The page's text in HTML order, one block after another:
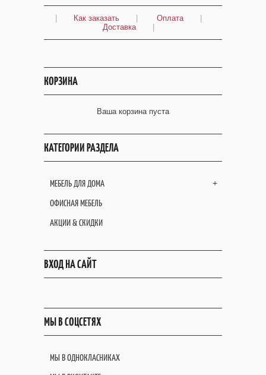
Как заказать Оплата
Доставка
КОРЗИНА
Ваша корзина пуста
КАТЕГОРИИ РАЗДЕЛА
+
МЕБЕЛЬ ДЛЯ ДОМА
ОФИСНАЯ МЕБЕЛЬ
АКЦИИ & СКИДКИ
ВХОД НА САЙТ
МЫ В СОЦСЕТЯХ
МЫ В ОДНОКЛАСНИКАХ